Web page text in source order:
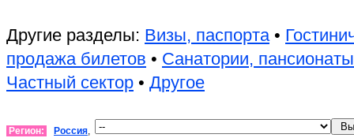
Другие разделы: Визы, паспорта•
продажа билетов • Санатории, пансионаты
Частный сектор • Другое
Регион: Россия,